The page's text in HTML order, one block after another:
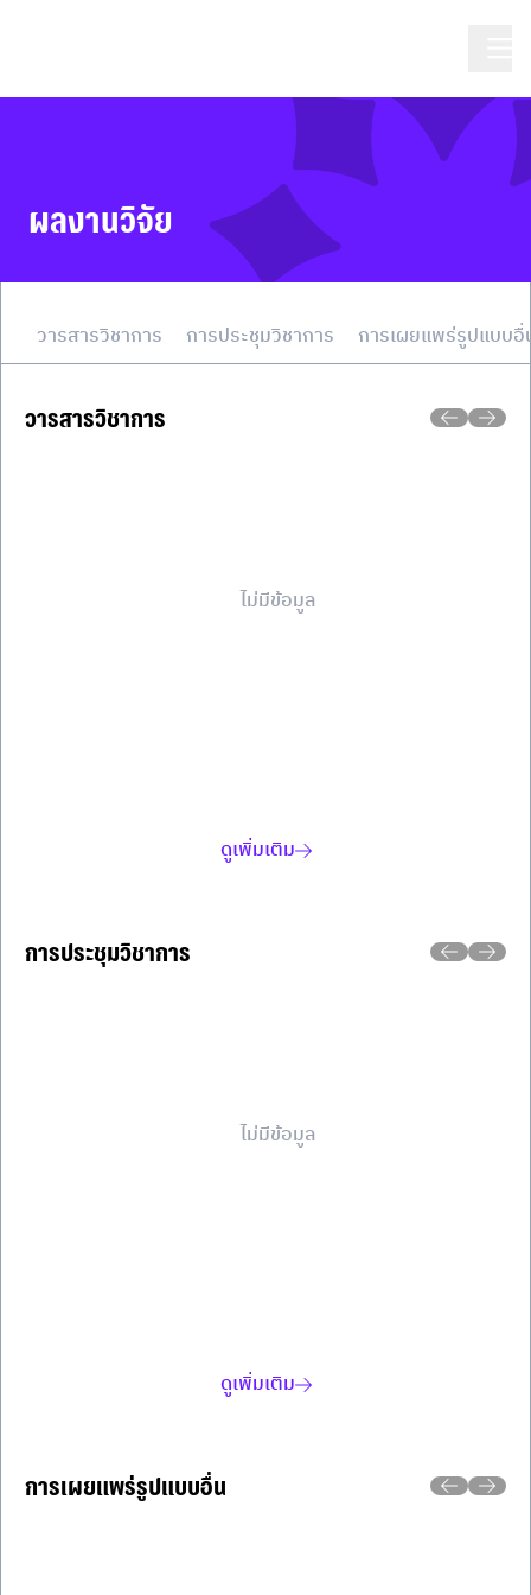
ผลงานวิจัย
วารสารวิชาการ การประชุมวิชาการ การเผยแพร่รูปแบบ
วารสารวิชาการ
ไม่มีข้อมูล
ดูเพิ่มเติม
การประชุมวิชาการ
ไม่มีข้อมูล
ดูเพิ่มเติม
การเผยแพร่รูปแบบอื่น